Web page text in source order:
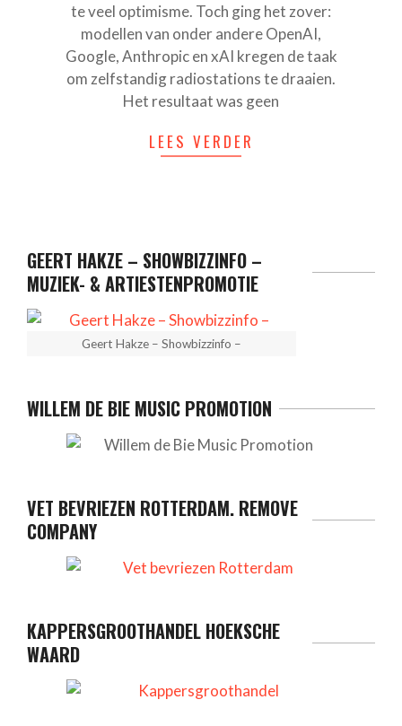
te veel optimisme. Toch ging het zover:
modellen van onder andere OpenAI,
Google, Anthropic en xAI kregen de taak
om zelfstandig radiostations te draaien.
Het resultaat was geen
LEES VERDER
GEERT HAKZE – SHOWBIZZINFO –
MUZIEK- & ARTIESTENPROMOTIE
Geert Hakze – Showbizzinfo –
WILLEM DE BIE MUSIC PROMOTION
VET BEVRIEZEN ROTTERDAM. REMOVE
COMPANY
KAPPERSGROOTHANDEL HOEKSCHE
WAARD